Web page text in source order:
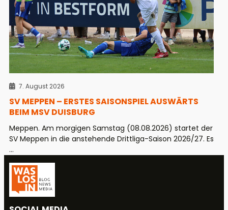
7. August 2026
SV MEPPEN – ERSTES SAISONSPIEL AUSWÄRTS
BEIM MSV DUISBURG
Meppen. Am morgigen Samstag (08.08.2026) startet der
SV Meppen in die anstehende Drittliga-Saison 2026/27. Es
...